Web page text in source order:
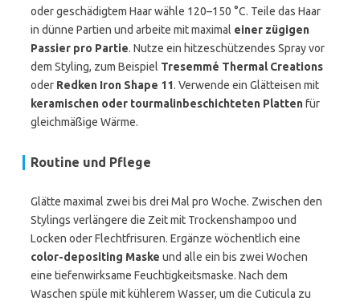
oder geschädigtem Haar wähle 120–150 °C. Teile das Haar
in dünne Partien und arbeite mit maximal einer zügigen
Passier pro Partie. Nutze ein hitzeschützendes Spray vor
dem Styling, zum Beispiel Tresemmé Thermal Creations
oder Redken Iron Shape 11. Verwende ein Glätteisen mit
keramischen oder tourmalinbeschichteten Plattenfür
gleichmäßige Wärme.
Routine und Pflege
Glätte maximal zwei bis drei Mal pro Woche. Zwischen den
Stylings verlängere die Zeit mit Trockenshampoo und
Locken oder Flechtfrisuren. Ergänze wöchentlich eine
color-depositing Maske und alle ein bis zwei Wochen
eine tiefenwirksame Feuchtigkeitsmaske. Nach dem
Waschen spüle mit kühlerem Wasser, um die Cuticula zu